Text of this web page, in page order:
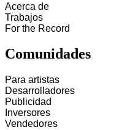
Acerca de
Trabajos
For the Record
Comunidades
Para artistas
Desarrolladores
Publicidad
Inversores
Vendedores